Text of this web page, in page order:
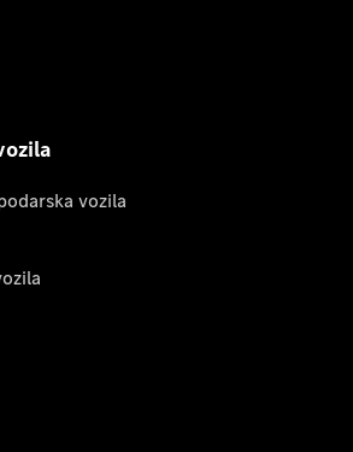
vozila